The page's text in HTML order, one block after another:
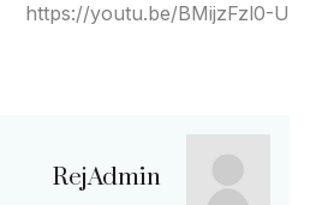
https://youtu.be/BMijzFzl0-U
RejAdmin